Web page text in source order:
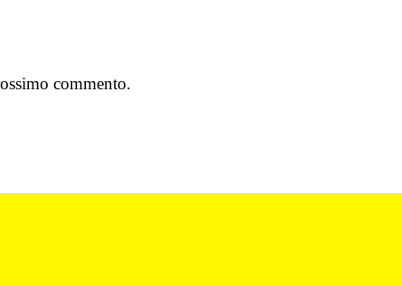
commento.